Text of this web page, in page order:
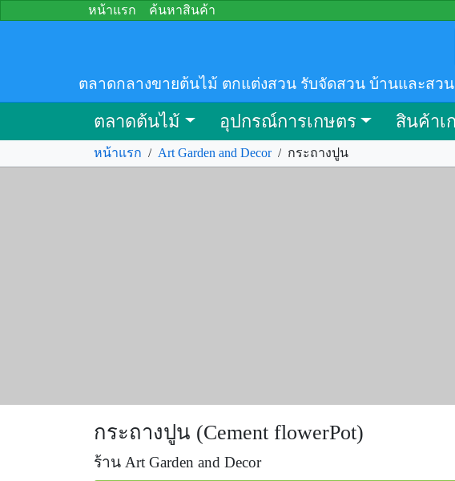
หน้าแรก ค้นหาสินค้า
ตลาดกลางขายต้นไม้ ตกแต่งสวน รับจัดสวน บ้านและส
ตลาดต้นไม้ อุปกรณ์การเกษตร สินค้าเ
หน้าแรก / Art Garden and Decor / กระถางปูน
กระถางปูน (Cement flowerPot)
ร้าน Art Garden and Decor